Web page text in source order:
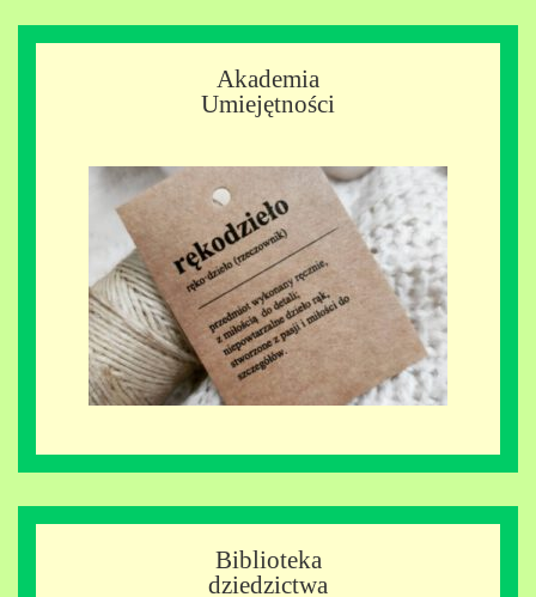
Akademia
Umiejętności
Biblioteka
dziedzictwa